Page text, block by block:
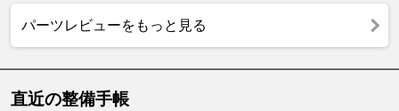
パーツレビューをもっと見る
直近の整備手帳